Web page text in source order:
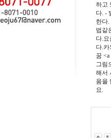
하고
다. -
한다
법같
다.
다.카
꿈
그림
해서
움을
요.